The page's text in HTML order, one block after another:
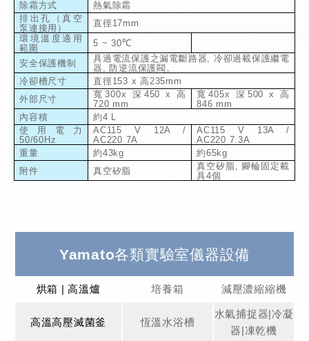
除霜方式
熱氣除霜
排出孔（真空
泵連接用）
直徑 17mm
環境溫度適用
範圍
5 ~ 30℃
安全保護機制
具過電流保護之漏電斷路器, 冷卻過載保護繼電
器 , 防逆流保護閥。
冷卻槽尺寸
直徑 153 x高235mm
外部尺寸
寬300x 深 450 x高
720 mm
寬405x 深 500 x高
846 mm
內容積
約4 L
使用電力
50/60Hz
AC115 V 12A /
AC220 7A
AC115 V 13A /
AC220 7.3A
重量
約43kg 約65kg
附件
真空矽脂 真空矽脂, 腳輪固定載
具4個
Yamato各類實驗室儀器設備
烘箱 | 高溫爐 培養箱 減壓濃縮縮機
高溫高壓滅菌釜 恆溫水浴槽
水氣捕捉器|冷凝
器|凍乾機